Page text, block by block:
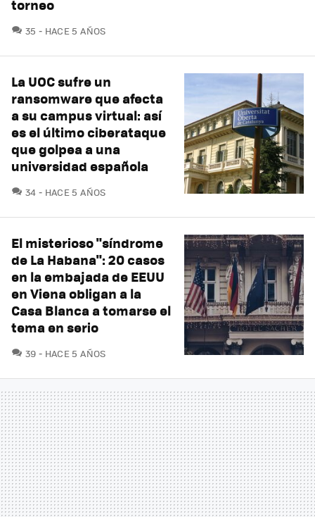
torneo
35 COMENTARIOS
HACE 5 AÑOS
La UOC sufre un
ransomware que afecta
a su campus virtual: así
es el último ciberataque
que golpea a una
universidad española
34 COMENTARIOS
HACE 5 AÑOS
El misterioso "síndrome
de La Habana": 20 casos
en la embajada de EEUU
en Viena obligan a la
Casa Blanca a tomarse el
tema en serio
39 COMENTARIOS
HACE 5 AÑOS